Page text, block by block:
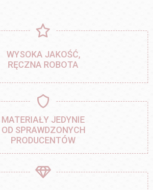
WYSOKA JAKOŚĆ,
RĘCZNA ROBOTA
MATERIAŁY JEDYNIE
OD SPRAWDZONYCH
PRODUCENTÓW